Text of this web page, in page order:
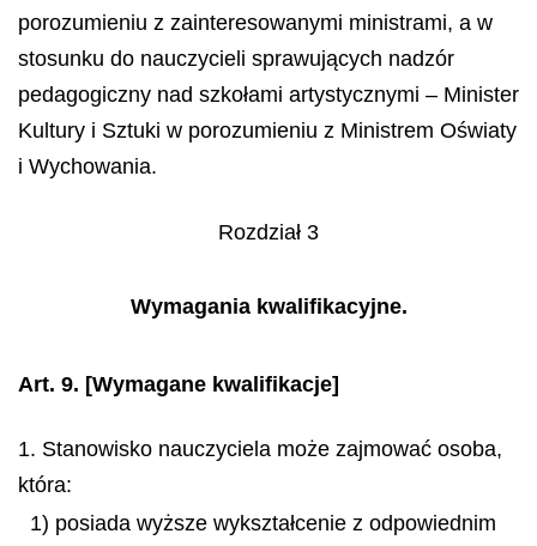
porozumieniu z zainteresowanymi ministrami, a w
stosunku do nauczycieli sprawujących nadzór
pedagogiczny nad szkołami artystycznymi – Minister
Kultury i Sztuki w porozumieniu z Ministrem Oświaty
i Wychowania.
Rozdział 3
Wymagania kwalifikacyjne.
Art. 9. [Wymagane kwalifikacje]
1. Stanowisko nauczyciela może zajmować osoba,
która:
1) posiada wyższe wykształcenie z odpowiednim